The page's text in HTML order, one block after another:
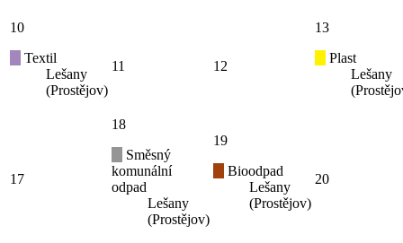
10
Textil
Lešany
(Prostějov)
11 12
13
Plast
Lešany
17
18
Směsný
komunální
odpad
Lešany
(Prostějov)
19
Bioodpad
Lešany
(Prostějov)
20